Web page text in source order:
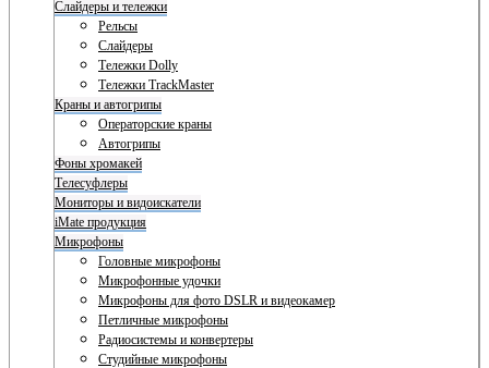
Слайдеры и тележки
Рельсы
Слайдеры
Тележки Dolly
Тележки TrackMaster
Краны и автогрипы
Операторские краны
Автогрипы
Фоны хромакей
Телесуфлеры
Мониторы и видоискатели
iMate продукция
Микрофоны
Головные микрофоны
Микрофонные удочки
Микрофоны для фото DSLR и видеокамер
Петличные микрофоны
Радиосистемы и конвертеры
Студийные микрофоны